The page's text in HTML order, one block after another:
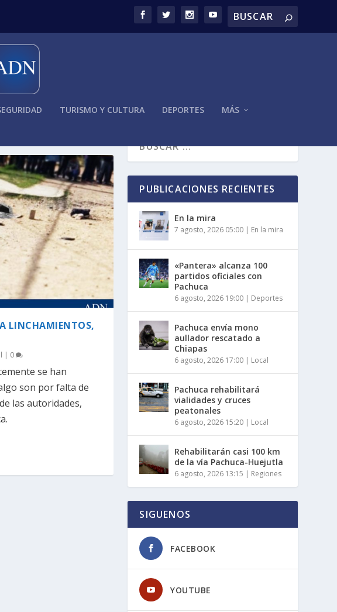
TURISMO Y CULTURA DEPORTES MÁS
LINCHAMIENTOS,
| 0
se han
son por falta de
las autoridades,
PUBLICACIONES RECIENTES
En la mira
7 agosto, 2026 05:00 | En la mira
«Pantera» alcanza 100
partidos oficiales con
Pachuca
6 agosto, 2026 19:00 | Deportes
Pachuca envía mono
aullador rescatado a
Chiapas
6 agosto, 2026 17:00 | Local
Pachuca rehabilitará
vialidades y cruces
peatonales
6 agosto, 2026 15:20 | Local
Rehabilitarán casi 100 km
de la vía Pachuca-Huejutla
6 agosto, 2026 13:15 | Regiones
SIGUENOS
FACEBOOK
YOUTUBE